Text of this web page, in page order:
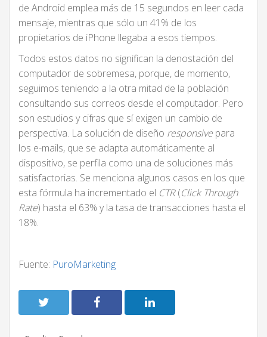
de Android emplea más de 15 segundos en leer cada
mensaje, mientras que sólo un 41% de los
propietarios de iPhone llegaba a esos tiempos.
Todos estos datos no significan la denostación del
computador de sobremesa, porque, de momento,
seguimos teniendo a la otra mitad de la población
consultando sus correos desde el computador. Pero
son estudios y cifras que sí exigen un cambio de
perspectiva. La solución de diseño responsivepara
los e-mails, que se adapta automáticamente al
dispositivo, se perfila como una de soluciones más
satisfactorias. Se menciona algunos casos en los que
esta fórmula ha incrementado el CTR(Click Through
Rate) hasta el 63% y la tasa de transacciones hasta el
18%.
Fuente: PuroMarketing